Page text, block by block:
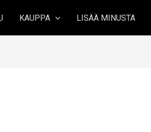
KAUPPA LISÄÄ MINUSTA